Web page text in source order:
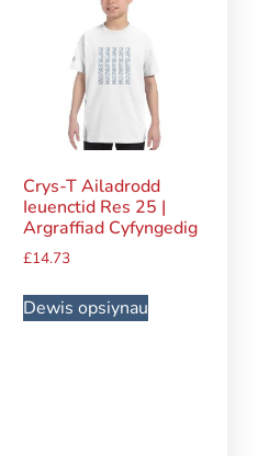
Crys-T Ailadrodd
Ieuenctid Res 25 |
Argraffiad Cyfyngedig
£14.73
Dewis opsiynau